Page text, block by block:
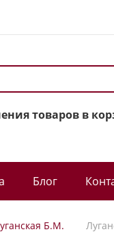
товаров в
Блог
Б.М.